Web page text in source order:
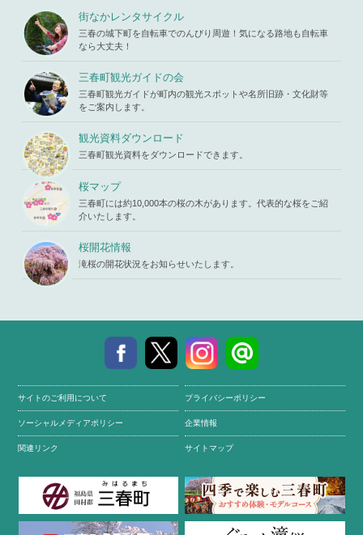
parts/picu
p.phpon li
ne19
iharukoma.
com/public
_html/wp-c
ontent/the
mes/mihar
u/template-
parts/picu
p.phpon li
ne19
ttempt to re
ad property
"ID" on null
in/home/x
s119459/m
iharukoma.
com/public
_html/wp-c
ontent/the
mes/mihar
u/template-
parts/picu
p.phpon li
ne 19
街なかレンタサイクル
三春の城下町を自転車でのんびり周遊！気になる路地も自転車
なら大丈夫！
三春町観光ガイドの会
三春町観光ガイドが町内の観光スポットや名所旧跡・文化財等
をご案内します。
観光資料ダウンロード
三春町観光資料をダウンロードできます。
桜マップ
三春町には約10,000本の桜の木があります。代表的な桜をご紹
介いたします。
桜開花情報
滝桜の開花状況をお知らせいたします。
サイトのご利用について プライバシーポリシー
ソーシャルメディアポリシー 企業情報
関連リンク サイトマップ